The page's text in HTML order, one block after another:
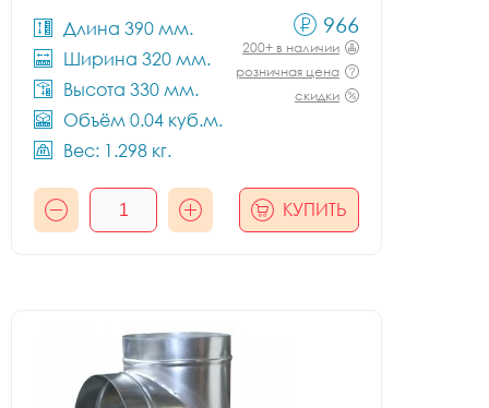
Длина 390 мм.
Ширина 320 мм.
Высота 330 мм.
Объём 0.04 куб.м.
Вес: 1.298 кг.
966
200+ в наличии
розничная цена
скидки
КУПИТЬ